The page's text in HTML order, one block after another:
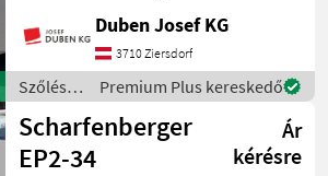
verschiebbaren Türen,
vollautomatische
Steuerung, Display seitlich,
Zentralbefüllungsansch
Duben Josef KG
3710 Ziersdorf
Szőlészeti
gépek /
Scharfenberger
Premium Plus kereskedő
Scharfenberger
EP2-34
Ár
kérésre